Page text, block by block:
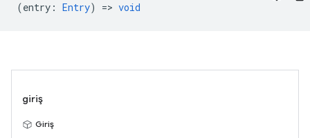
(entry : Entry) => void
giriş
Giriş